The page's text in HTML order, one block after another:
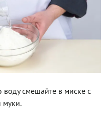
воду смешайте в миске с
муки.